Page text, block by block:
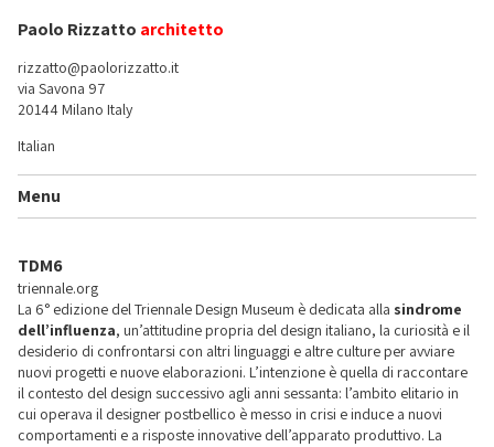
Paolo Rizzatto architetto
rizzatto@paolorizzatto.it
via Savona 97
20144 Milano Italy
Italian
Menu
TDM6
triennale.org
La 6° edizione del Triennale Design Museum è dedicata alla sindrome
dell’influenza, un’attitudine propria del design italiano, la curiosità e il
desiderio di confrontarsi con altri linguaggi e altre culture per avviare
nuovi progetti e nuove elaborazioni. L’intenzione è quella di raccontare
il contesto del design successivo agli anni sessanta: l’ambito elitario in
cui operava il designer postbellico è messo in crisi e induce a nuovi
comportamenti e a risposte innovative dell’apparato produttivo. La